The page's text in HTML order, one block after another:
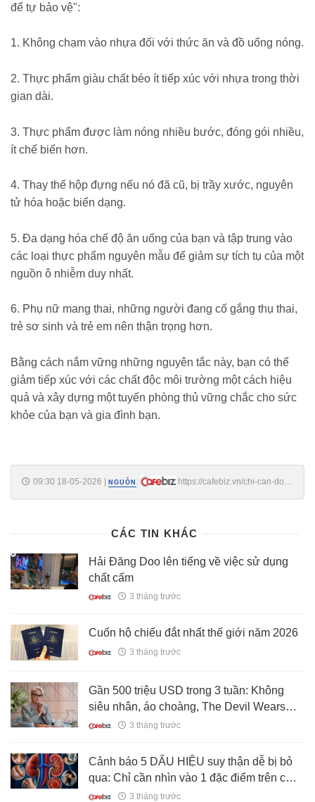
để tự bảo vệ":
1. Không chạm vào nhựa đối với thức ăn và đồ uống nóng.
2. Thực phẩm giàu chất béo ít tiếp xúc với nhựa trong thời
gian dài.
3. Thực phẩm được làm nóng nhiều bước, đóng gói nhiều,
ít chế biến hơn.
4. Thay thế hộp đựng nếu nó đã cũ, bị trầy xước, nguyên
tử hóa hoặc biến dạng.
5. Đa dạng hóa chế độ ăn uống của bạn và tập trung vào
các loại thực phẩm nguyên mẫu để giảm sự tích tụ của một
nguồn ô nhiễm duy nhất.
6. Phụ nữ mang thai, những người đang cố gắng thụ thai,
trẻ sơ sinh và trẻ em nên thận trọng hơn.
Bằng cách nắm vững những nguyên tắc này, bạn có thể
giảm tiếp xúc với các chất độc môi trường một cách hiệu
quả và xây dựng một tuyến phòng thủ vững chắc cho sức
khỏe của bạn và gia đình bạn.
09:30 18-05-2026 | NGUỒN :
https://cafebiz.vn/chi-can-doi-
CÁC TIN KHÁC
Hải Đăng Doo lên tiếng về việc sử dụng
chất cấm
3 tháng trước
Cuốn hộ chiếu đắt nhất thế giới năm 2026
3 tháng trước
Gần 500 triệu USD trong 3 tuần: Không
siêu nhân, áo choàng, The Devil Wears
Prada 2 "hút tiền" chỉ với 1 tờ tạp chí thời
3 tháng trước
Cảnh báo 5 DẤU HIỆU suy thận dễ bị bỏ
qua: Chỉ cần nhìn vào 1 đặc điểm trên cơ
thể cũng có thể nhận ra ngay
3 tháng trước